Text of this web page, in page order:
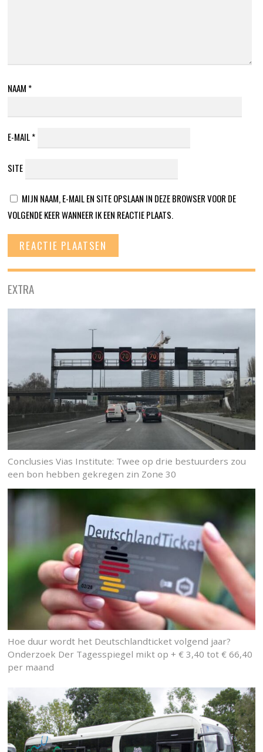
NAAM *
E-MAIL*
SITE
MIJN NAAM, E-MAIL EN SITE OPSLAAN IN DEZE BROWSER VOOR DE
VOLGENDE KEER WANNEER IK EEN REACTIE PLAATS.
EXTRA
Conclusies Vias Institute: Twee op drie bestuurders zou
een bon hebben gekregen zin Zone 30
Hoe duur wordt het Deutschlandticket volgend jaar?
Onderzoek Der Tagesspiegel mikt op + € 3,40 tot € 66,40
per maand